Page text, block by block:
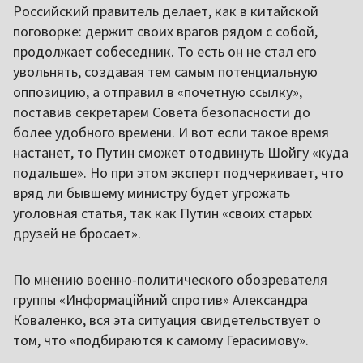
Российский правитель делает, как в китайской
поговорке: держит своих врагов рядом с собой,
продолжает собеседник. То есть он не стал его
увольнять, создавая тем самым потенциальную
оппозицию, а отправил в «почетную ссылку»,
поставив секретарем Совета безопасности до
более удобного времени. И вот если такое время
настанет, то Путин сможет отодвинуть Шойгу «куда
подальше». Но при этом эксперт подчеркивает, что
вряд ли бывшему министру будет угрожать
уголовная статья, так как Путин «своих старых
друзей не бросает».
По мнению военно-политического обозревателя
группы «Информаційний спротив» Александра
Коваленко, вся эта ситуация свидетельствует о
том, что «подбираются к самому Герасимову».